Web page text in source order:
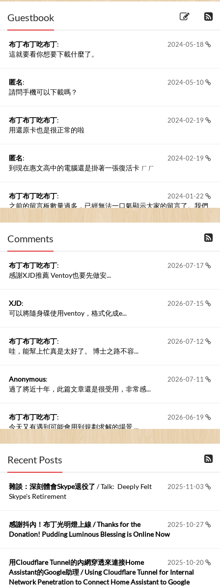
Guestbook
2024-05-18
布丁布丁吃布丁:
這就要看你想要下載什麼了。
2024-05-10
匿名:
請問手機可以下載嗎？
2024-02-19
布丁布丁吃布丁:
用還原卡也是很正常的啦
2024-02-19
匿名:
到現在惠文高中的電腦還是掛著一張復活卡 ㄏㄏ
2024-01-22
布丁布丁吃布丁:
之前的留言板數量過多，已經無法一口氣顯示大家的留言了。我們
Comments
2026-07-17
布丁布丁吃布丁:
感謝XJD推薦 Ventoy也要先做安...
2026-07-15
XJD:
可以將隨身碟使用ventoy，格式化成e...
2026-07-12
布丁布丁吃布丁:
哇，能幫上忙真是太好了。 博士之路不容...
2026-07-11
Anonymous:
過了將近十年，此篇文章還是很受用，非常感...
2026-06-19
布丁布丁吃布丁:
今天又有遇到可能會用到規劃求解的場景 ...
2026-06-18
布丁布丁吃布丁
kage好像也可以下載整個網站 感謝分享
Anonymous
2026-05-17
布丁布丁吃布丁:
2026-05-15
Robertmycs:
這篇WinXP公用電腦安裝與優化的步驟超...
Recent Posts
2025-11-03
雜談：深刻體會Skype退役了 / Talk: Deeply Felt
Skype's Retirement
2025-10-27
感謝抖內！布丁光明燈上線 / Thanks for the
Donation! Pudding Luminous Blessing is Online Now
2025-10-20
用Cloudflare Tunnel的內網穿透來連接Home
Assistant的Google助理 / Using Cloudflare Tunnel for Internal
Network Penetration to Connect Home Assistant to Google